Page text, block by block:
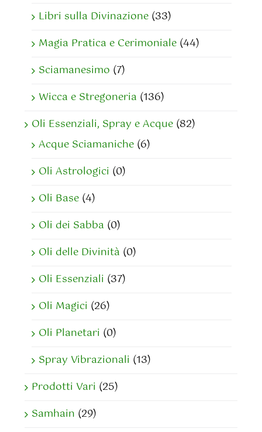
Libri sulla Divinazione (33)
Magia Pratica e Cerimoniale (44)
Sciamanesimo (7)
Wicca e Stregoneria (136)
Oli Essenziali, Spray e Acque (82)
Acque Sciamaniche (6)
Oli Astrologici (0)
Oli Base (4)
Oli dei Sabba (0)
Oli delle Divinità (0)
Oli Essenziali (37)
Oli Magici (26)
Oli Planetari (0)
Spray Vibrazionali (13)
Prodotti Vari (25)
Samhain (29)